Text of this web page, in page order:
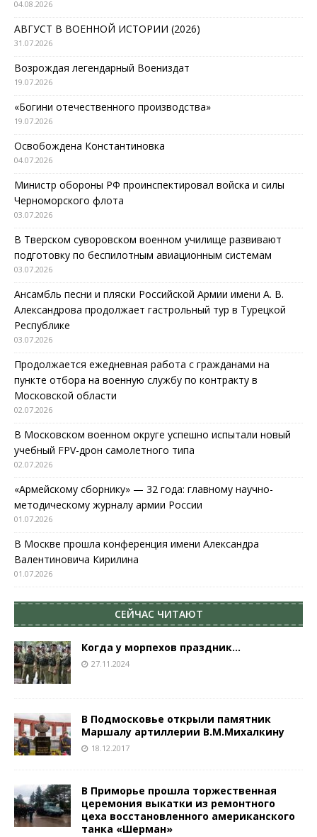
04.08.2026
АВГУСТ В ВОЕННОЙ ИСТОРИИ (2026)
31.07.2026
Возрождая легендарный Воениздат
19.07.2026
«Богини отечественного производства»
19.07.2026
Освобождена Константиновка
04.07.2026
Министр обороны РФ проинспектировал войска и силы
Черноморского флота
03.07.2026
В Тверском суворовском военном училище развивают
подготовку по беспилотным авиационным системам
03.07.2026
Ансамбль песни и пляски Российской Армии имени А. В.
Александрова продолжает гастрольный тур в Турецкой
Республике
03.07.2026
Продолжается ежедневная работа с гражданами на
пункте отбора на военную службу по контракту в
Московской области
02.07.2026
В Московском военном округе успешно испытали новый
учебный FPV-дрон самолетного типа
02.07.2026
«Армейскому сборнику» — 32 года: главному научно-
методическому журналу армии России
01.07.2026
В Москве прошла конференция имени Александра
Валентиновича Кирилина
01.07.2026
СЕЙЧАС ЧИТАЮТ
Когда у морпехов праздник…
27.11.2024
В Подмосковье открыли памятник
Маршалу артиллерии В.М.Михалкину
18.12.2017
В Приморье прошла торжественная
церемония выкатки из ремонтного
цеха восстановленного американского
танка «Шерман»